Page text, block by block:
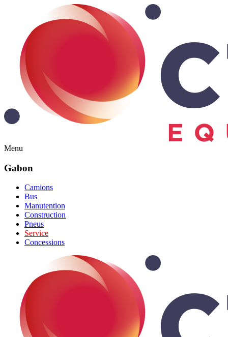
Menu
Gabon
Camions
Bus
Manutention
Construction
Pneus
Service
Concessions